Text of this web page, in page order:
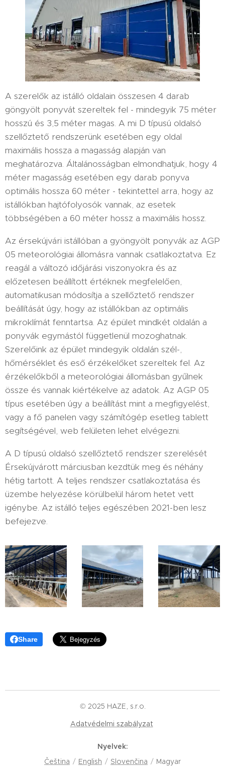
A szerelők az istálló oldalain összesen 4 darab
göngyölt ponyvát szereltek fel - mindegyik 75 méter
hosszú és 3,5 méter magas. A mi D típusú oldalsó
szellőztető rendszerünk esetében egy oldal
maximális hossza a magasság alapján van
meghatározva. Általánosságban elmondhatjuk, hogy 4
méter magasság esetében egy darab ponyva
optimális hossza 60 méter - tekintettel arra, hogy az
istállókban hajtófolyosók vannak, az esetek
többségében a 60 méter hossz a maximális hossz.
Az érsekújvári istállóban a gyöngyölt ponyvák az AGP
05 meteorológiai állomásra vannak csatlakoztatva. Ez
reagál a változó időjárási viszonyokra és az
előzetesen beállított értéknek megfelelően,
automatikusan módosítja a szellőztető rendszer
beállítását úgy, hogy az istállókban az optimális
mikroklímát fenntartsa. Az épület mindkét oldalán a
ponyvák egymástól függetlenül mozoghatnak.
Szerelőink az épület mindegyik oldalán szél-,
hőmérséklet és eső érzékelőket szereltek fel. Az
érzékelőkből a meteorológiai állomásban gyűlnek
össze és vannak kiértékelve az adatok. Az AGP 05
típus esetében úgy a beállítást mint a megfigyelést,
vagy a fő panelen vagy számítógép esetleg tablett
segítségével, web felületen lehet elvégezni.
A D típusú oldalsó szellőztető rendszer szerelését
Érsekújvárott márciusban kezdtük meg és néhány
hétig tartott. A teljes rendszer csatlakoztatása és
üzembe helyezése körülbelül három hetet vett
igénybe. Az istálló teljes egészében 2021-ben lesz
befejezve.
Share
© 2025 HAZE, s.r.o.
Adatvédelmi szabályzat
Nyelvek
Čeština
English Slovenčina Magyar